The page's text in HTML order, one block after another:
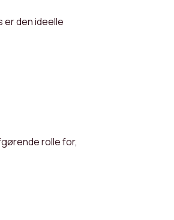
den ideelle
rolle for,